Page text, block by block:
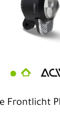
Frontlicht